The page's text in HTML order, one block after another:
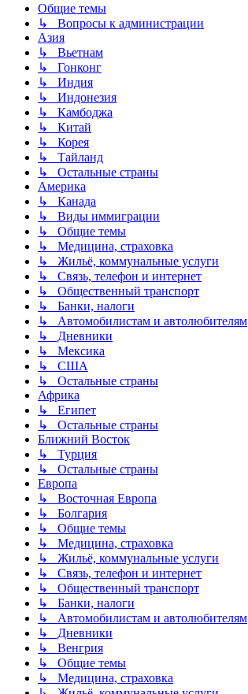
Общие темы
↳ Вопросы к администрации
Азия
↳ Вьетнам
↳ Гонконг
↳ Индия
↳ Индонезия
↳ Камбоджа
↳ Китай
↳ Корея
↳ Тайланд
↳ Остальные страны
Америка
↳ Канада
↳ Виды иммиграции
↳ Общие темы
↳ Медицина, страховка
↳ Жильё, коммунальные услуги
↳ Связь, телефон и интернет
↳ Общественный транспорт
↳ Банки, налоги
↳ Автомобилистам и автолюбителям
↳ Дневники
↳ Мексика
↳ США
↳ Остальные страны
Африка
↳ Египет
↳ Остальные страны
Ближний Восток
↳ Турция
↳ Остальные страны
Европа
↳ Восточная Европа
↳ Болгария
↳ Общие темы
↳ Медицина, страховка
↳ Жильё, коммунальные услуги
↳ Связь, телефон и интернет
↳ Общественный транспорт
↳ Банки, налоги
↳ Автомобилистам и автолюбителям
↳ Дневники
↳ Венгрия
↳ Общие темы
↳ Медицина, страховка